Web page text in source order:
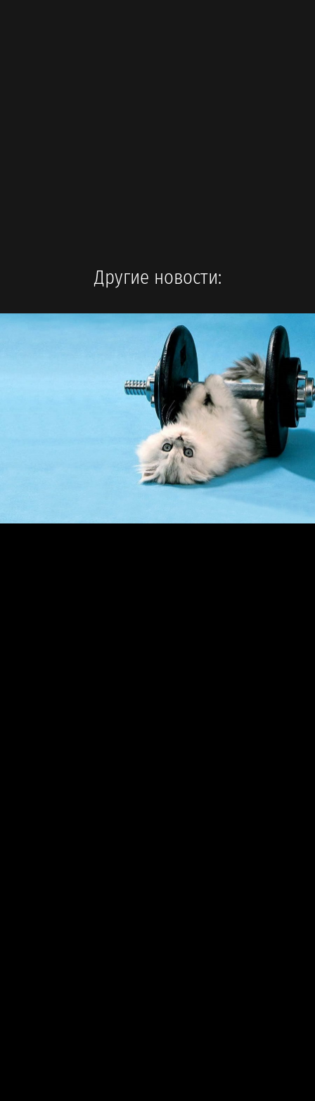
Другие новости: